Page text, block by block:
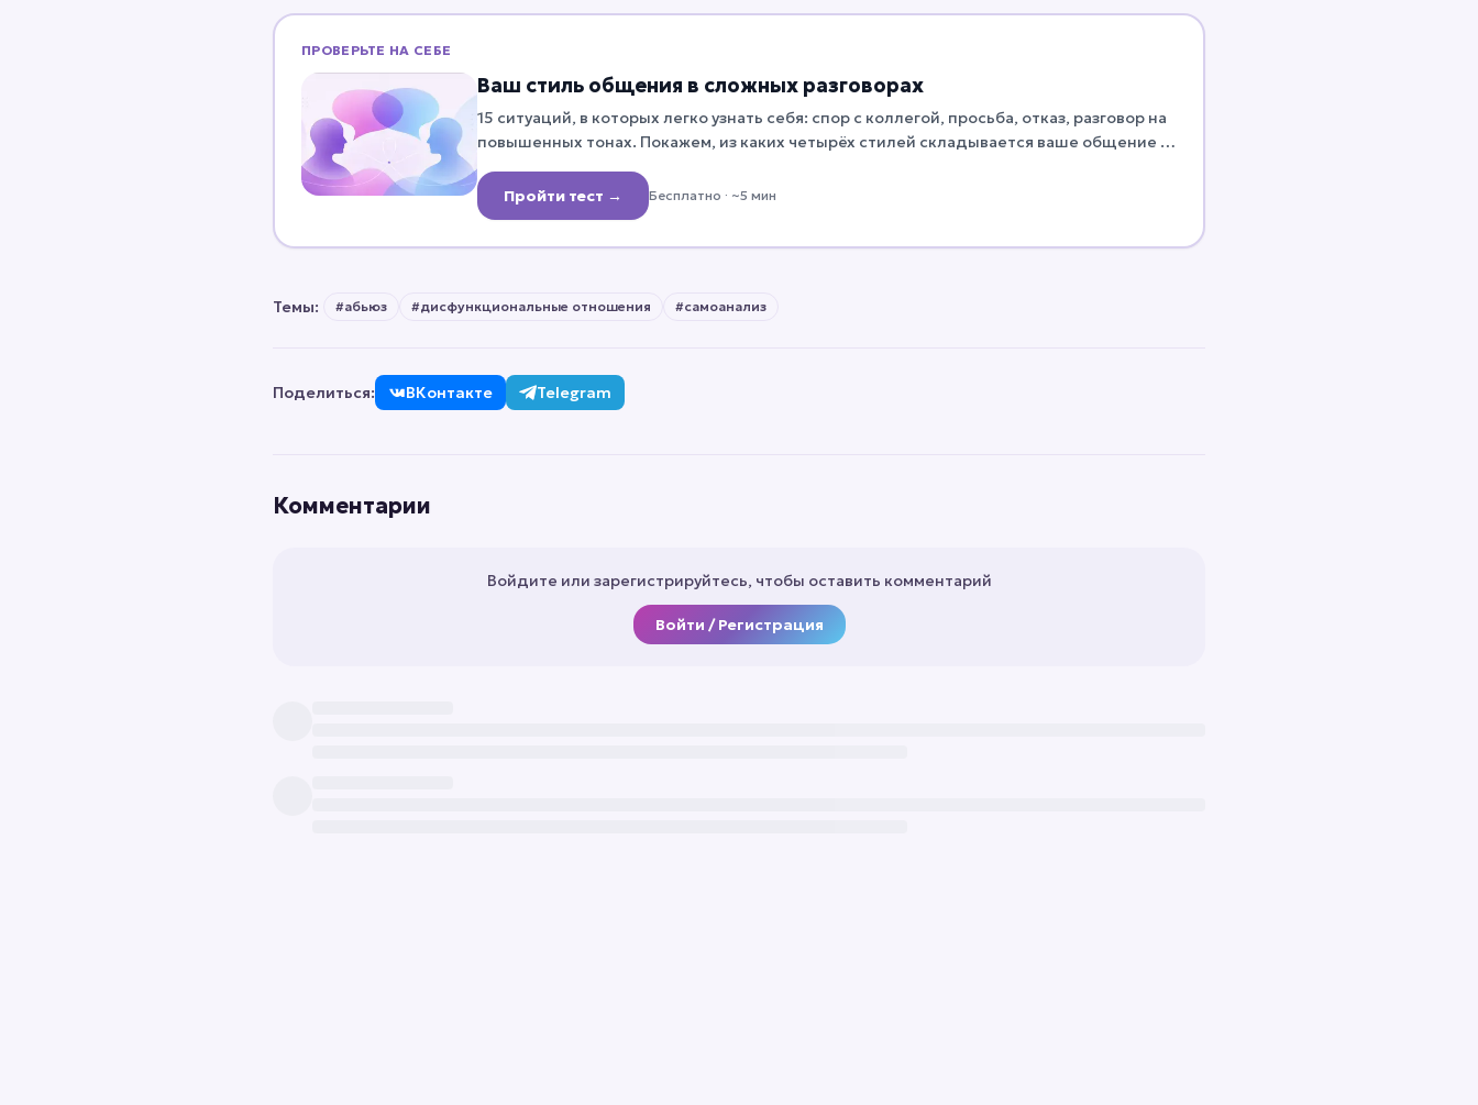
ПРОВЕРЬТЕ НА СЕБЕ
Ваш стиль общения в сложных разговорах
15 ситуаций, в которых легко узнать себя: спор с коллегой, просьба, отказ, разговор на
повышенных тонах. Покажем, из каких четырёх стилей складывается ваше общение и
Пройти тест →
Бесплатно · ~5 мин
Темы: #абьюз #дисфункциональные отношения #самоанализ
Поделиться: ВКонтакте Telegram
Комментарии
Войдите или зарегистрируйтесь, чтобы оставить комментарий
Войти / Регистрация